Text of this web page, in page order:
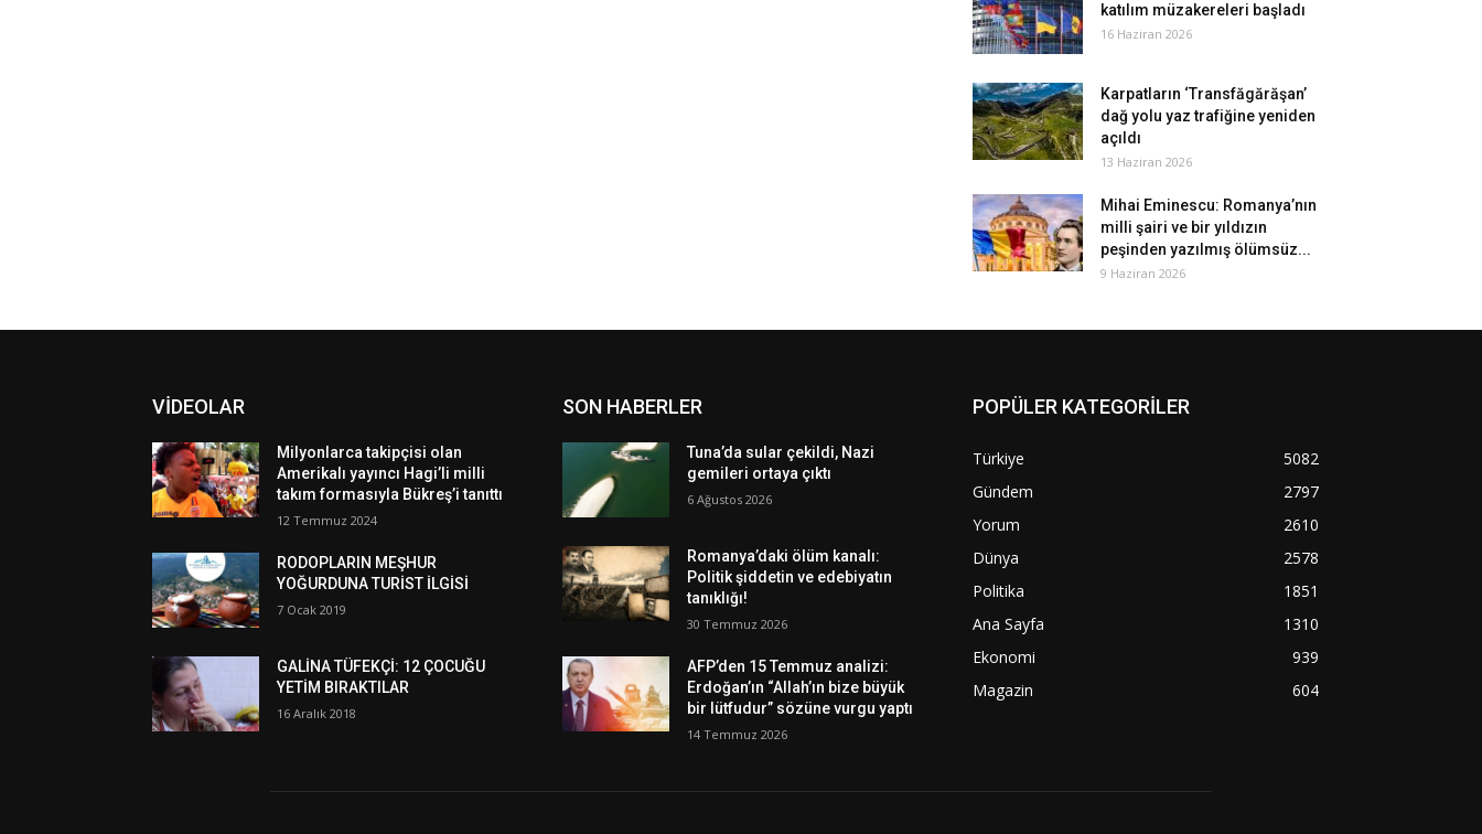
katılım müzakereleri başladı
16 Haziran 2026
Karpatların ‘Transfăgărăşan’
dağ yolu yaz trafiğine yeniden
açıldı
13 Haziran 2026
Mihai Eminescu: Romanya’nın
milli şairi ve bir yıldızın
peşinden yazılmış ölümsüz...
9 Haziran 2026
VİDEOLAR
Milyonlarca takipçisi olan
Amerikalı yayıncı Hagi’li milli
takım formasıyla Bükreş’i tanıttı
12 Temmuz 2024
RODOPLARIN MEŞHUR
YOĞURDUNA TURİST İLGİSİ
7 Ocak 2019
GALİNA TÜFEKÇİ: 12 ÇOCUĞU
YETİM BIRAKTILAR
16 Aralık 2018
SON HABERLER
Tuna’da sular çekildi, Nazi
gemileri ortaya çıktı
6 Ağustos 2026
Romanya’daki ölüm kanalı:
Politik şiddetin ve edebiyatın
tanıklığı!
30 Temmuz 2026
AFP’den 15 Temmuz analizi:
Erdoğan’ın “Allah’ın bize büyük
bir lütfudur” sözüne vurgu yaptı
14 Temmuz 2026
POPÜLER KATEGORİLER
Türkiye
5082
Gündem
2797
Yorum
2610
Dünya
2578
Politika
1851
Ana Sayfa
1310
Ekonomi
939
Magazin
604